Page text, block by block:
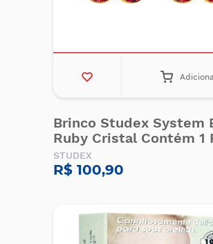
Brinco Studex System
Ruby Cristal Contém 1
STUDEX
R$ 100,90